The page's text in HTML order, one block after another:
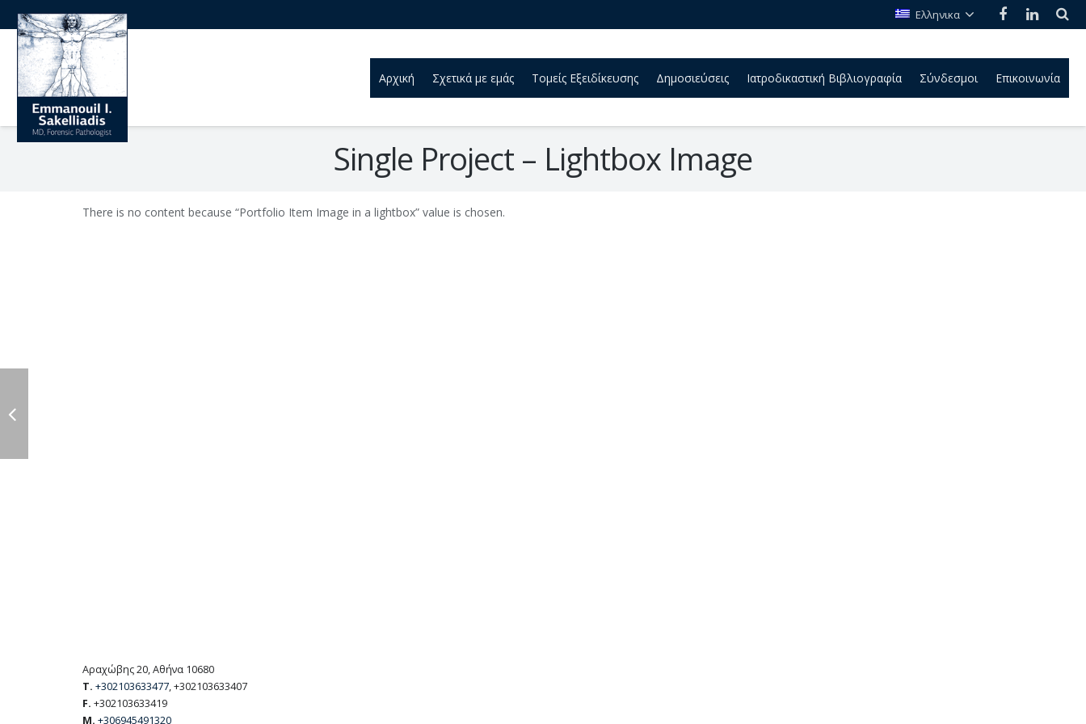
Ελληνικα
Αρχική Σχετικά με εμάς Τομείς Εξειδίκευσης Δημοσιεύσεις Ιατροδικαστική Βιβλιογραφία Σύνδεσμοι Επικοινωνία
Single Project – Lightbox Image
There is no content because “Portfolio Item Image in a lightbox” value is chosen.
Αραχώβης 20, Αθήνα 10680
T. +302103633477, +302103633407
F. +302103633419
M. +306945491320